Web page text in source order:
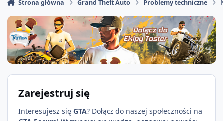
Strona główna Grand Theft Auto Problemy techniczne
Zarejestruj się
Interesujesz się GTA? Dołącz do naszej społeczności na